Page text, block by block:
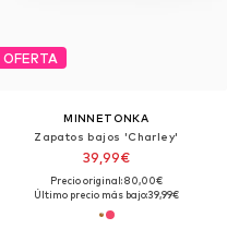
OFERTA
MINNETONKA
Zapatos bajos 'Charley'
39,99€
Precio original: 80,00€
Último precio más bajo:39,99€